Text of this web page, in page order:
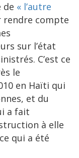
de « l’autre
rendre compte
sur l’état
C’est ce
le
en Haïti qui
et du
a fait
à elle
qui a été